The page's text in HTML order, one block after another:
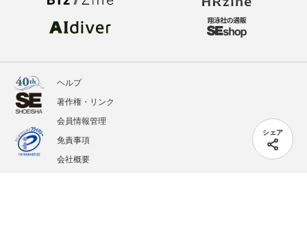
シェア
ヘルプ
著作権・リンク
会員情報管理
免責事項
会社概要